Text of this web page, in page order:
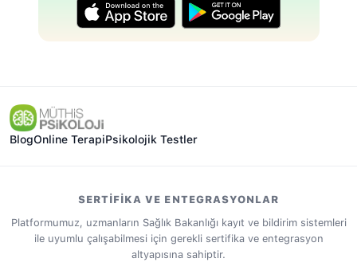
BlogOnline TerapiPsikolojik Testler
SERTIFIKA VE ENTEGRASYONLAR
Platformumuz, uzmanların Sağlık Bakanlığı kayıt ve bildirim sistemleri
ile uyumlu çalışabilmesi için gerekli sertifika ve entegrasyon
altyapısına sahiptir.